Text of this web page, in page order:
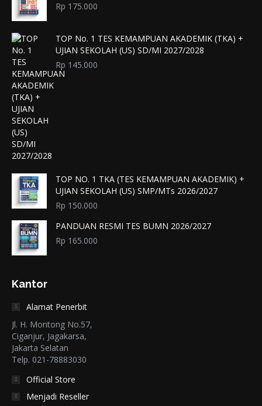
Rp 175.000
TOP No. 1 TES KEMAMPUAN AKADEMIK (TKA) +
UJIAN SEKOLAH (US) SD/MI 2027/2028
Rp 145.000
TOP NO. 1 TKA (TES KEMAMPUAN AKADEMIK) +
UJIAN SEKOLAH (US) SMP/MTs 2026/2027
Rp 150.000
PANDUAN RESMI TES BUMN 2026/2027
Rp 165.000
Kantor
Alamat Penerbit
Jl. H. Montong No.57,
Ciganjur, Jagakarsa,
Jakarta Selatan
Telp. 021-78883030
Official Store
Menjadi Reseller